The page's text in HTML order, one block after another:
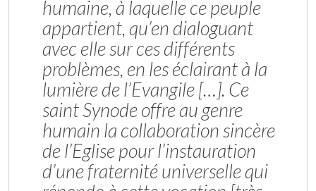
humaine, à laquelle ce peuple
appartient, qu’en dialoguant
avec elle sur ces différents
problèmes, en les éclairant à la
lumière de l’Evangile […]. Ce
saint Synode offre au genre
humain la collaboration sincère
de l’Eglise pour l’instauration
d’une fraternité universelle qui